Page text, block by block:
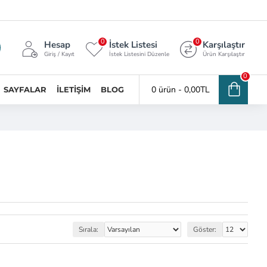
Hesap
Giriş / Kayıt
İstek Listesi
İstek Listesini Düzenle
0 Karşılaştır
Ürün Karşılaştır
0
SAYFALAR İLETIŞIM BLOG 0 ürün - 0,00TL
0
Sırala: Göster: